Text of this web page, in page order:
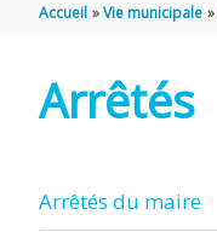
Accueil Vie municipale
Arrêtés
Arrêtés du maire